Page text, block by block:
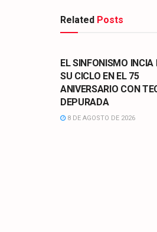
Related Posts
EL SINFONISMO INCIA
SU CICLO EN EL 75
ANIVERSARIO CON
DEPURADA
8 DE AGOSTO DE 2026